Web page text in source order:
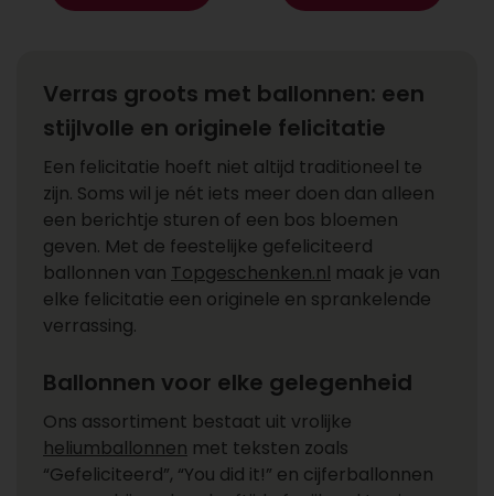
Verras groots met ballonnen: een
stijlvolle en originele felicitatie
Een felicitatie hoeft niet altijd traditioneel te
zijn. Soms wil je nét iets meer doen dan alleen
een berichtje sturen of een bos bloemen
geven. Met de feestelijke gefeliciteerd
ballonnen van Topgeschenken.nl maak je van
elke felicitatie een originele en sprankelende
verrassing.
Ballonnen voor elke gelegenheid
Ons assortiment bestaat uit vrolijke
heliumballonnen met teksten zoals
“Gefeliciteerd”, “You did it!” en cijferballonnen